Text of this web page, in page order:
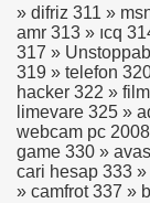
» difriz 311 »
amr 313 » ıcq
317 »
319 » telefon
hacker 322 »
limevare 325 »
webcam pc
game 330 »
cari hesap 333
» camfrot 337 »